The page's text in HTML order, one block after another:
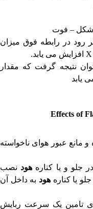
شکل – فوت
رود در رابطه فوق میزان
X افزایش می یابد.
نتیجه گرفت که مقدار
یابد
Effects of
و مانع عبور هوای ناخواسته
جلو و یا کناره هود نصب
یا کنارههود به داخل آن
تامین یک سرعت ربایش